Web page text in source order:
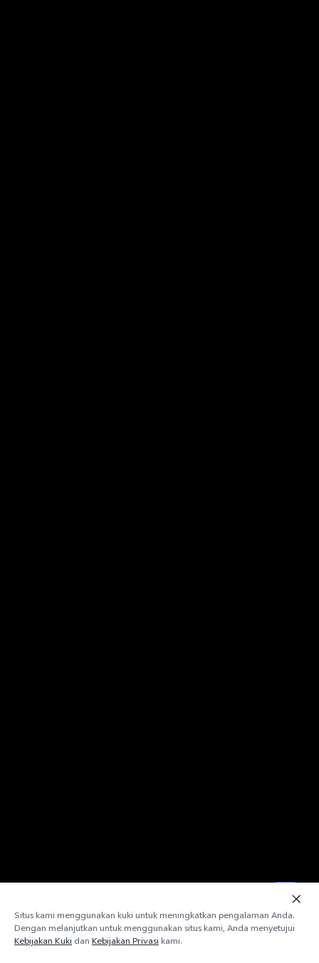
Situs kami menggunakan kuki untuk meningkatkan pengalaman Anda.
Dengan melanjutkan untuk menggunakan situs kami, Anda menyetujui
Kebijakan KukidanKebijakan Privasikami.